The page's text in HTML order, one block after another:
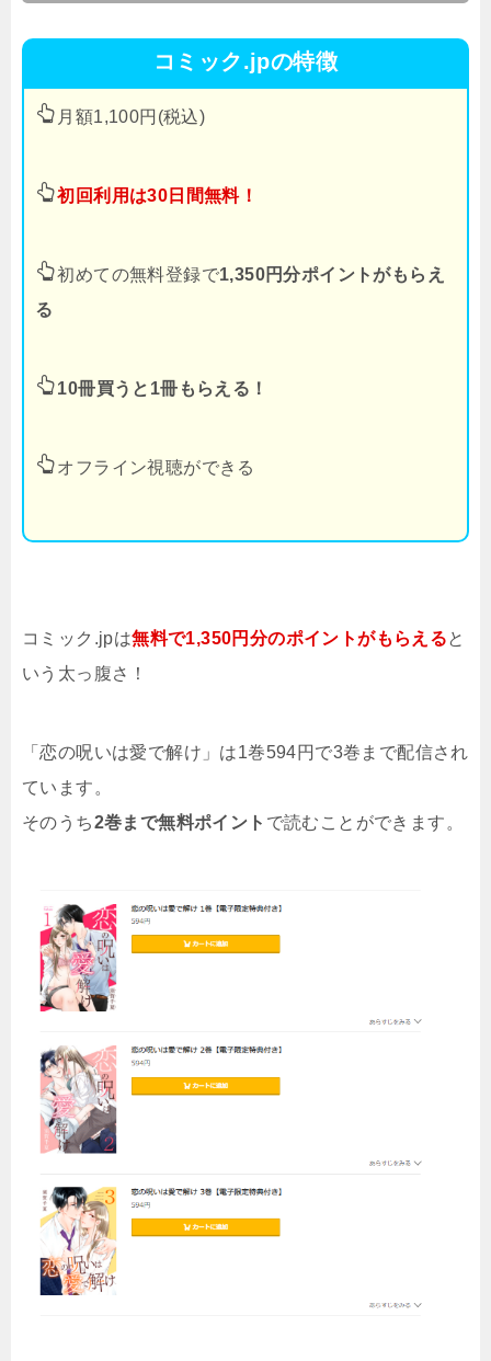
コミック.jpの特徴
月額1,100円(税込)
初回利用は30日間無料！
初めての無料登録で1,350円分ポイントがもらえ
る
10冊買うと1冊もらえる！
オフライン視聴ができる
コミック.jpは無料で1,350円分のポイントがもらえると
いう太っ腹さ！
「恋の呪いは愛で解け」は1巻594円で3巻まで配信され
ています。
そのうち2巻まで無料ポイント で読むことができます。